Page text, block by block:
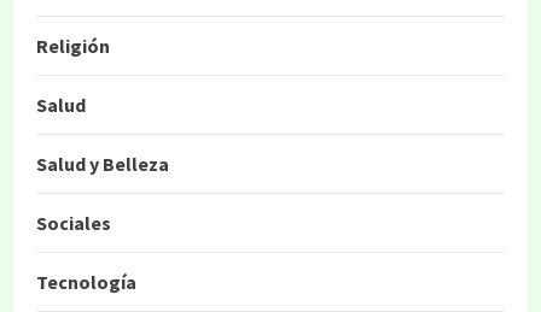
Religión
Salud
Salud y Belleza
Sociales
Tecnología